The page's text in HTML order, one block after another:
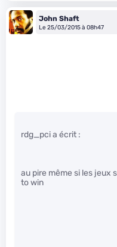
John Shaft
Le 25/03/2015 à 08h47
rdg_pci a écrit :
au pire même si les jeux
to win